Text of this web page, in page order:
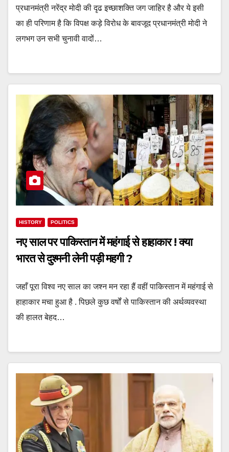
प्रधानमंत्री नरेंद्र मोदी की दृढ इच्छाशक्ति जग जाहिर है और ये इसी
का ही परिणाम है कि विपक्ष कड़े विरोध के बावजूद प्रधानमंत्री मोदी ने
लगभग उन सभी चुनावी वादों…
HISTORY POLITICS
नए साल पर पाकिस्‍तान में महंगाई से हाहाकार ! क्या
भारत से दुश्मनी लेनी पड़ी महगी ?
जहाँ पूरा विश्व नए साल का जश्न मन रहा हैं वहीं पाकिस्तान में महंगाई से
हाहाकार मचा हुआ है . पिछले कुछ वर्षों से पाकिस्तान की अर्थव्यवस्था
की हालत बेहद…